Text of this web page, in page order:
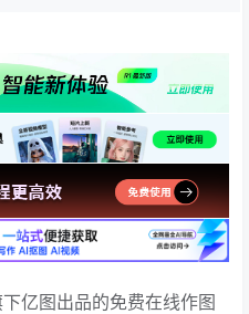
亿图出品的免费在线作图